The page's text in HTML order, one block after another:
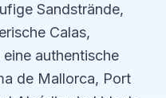
Sandstrände,
Calas,
authentische
de Mallorca, Port